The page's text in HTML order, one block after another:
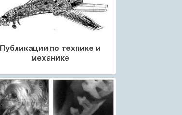
Публикации по технике и
механике